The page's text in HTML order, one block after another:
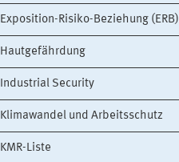
Exposition-Risiko-Beziehung (ERB)
Hautgefährdung
Industrial Security
Klimawandel und Arbeitsschutz
KMR-Liste